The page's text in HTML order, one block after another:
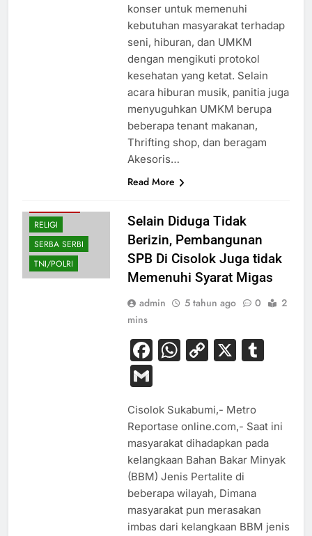
konser untuk memenuhi
kebutuhan masyarakat terhadap
seni, hiburan, dan UMKM
dengan mengikuti protokol
kesehatan yang ketat. Selain
acara hiburan musik, panitia juga
menyuguhkan UMKM berupa
beberapa tenant makanan,
Thrifting shop, dan beragam
Akesoris…
Read More
RELIGI
SERBA SERBI
TNI/POLRI
Selain Diduga Tidak
Berizin, Pembangunan
SPB Di Cisolok Juga tidak
Memenuhi Syarat Migas
admin 5 tahun ago 0
2
mins
Facebook
WhatsApp
Copy
X
Gmail
Cisolok Sukabumi,- Metro
Reportase online.com,- Saat ini
masyarakat dihadapkan pada
kelangkaan Bahan Bakar Minyak
(BBM) Jenis Pertalite di
beberapa wilayah, Dimana
masyarakat pun merasakan
imbas dari kelangkaan BBM jenis